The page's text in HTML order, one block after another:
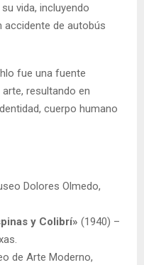
vida, incluyendo
de autobús
fue una fuente
resultando en
cuerpo humano
Dolores Olmedo,
y Colibrí» (1940) –
de Arte Moderno,